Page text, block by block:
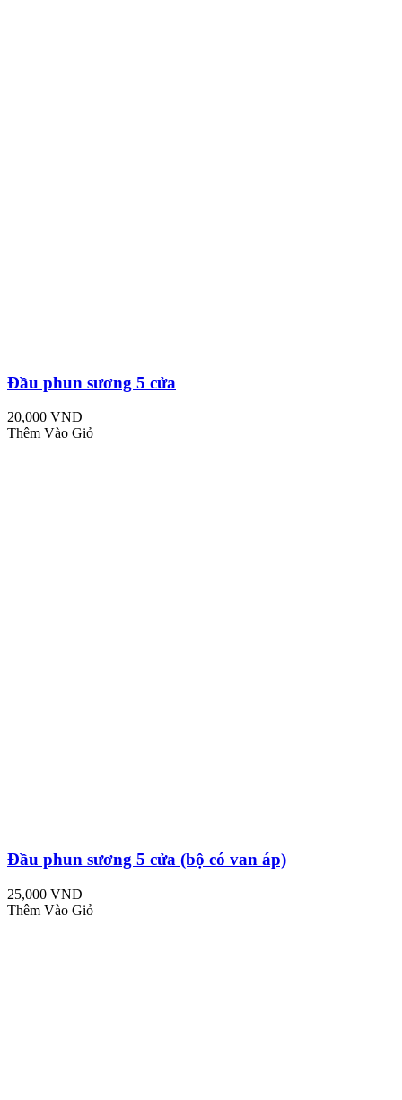
Đầu phun sương 5 cửa
20,000 VND
Thêm Vào Giỏ
Đầu phun sương 5 cửa (bộ có van áp)
25,000 VND
Thêm Vào Giỏ